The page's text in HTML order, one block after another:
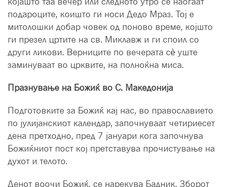
подароците, коишто ги носи Дедо Мраз. Тој е
митолошки добар човек од поново време, којшто
ги презел цртите на св. Миклавж и ги споил со
други ликови. Верниците по вечерата сè уште
заминуваат во црквите, на полноќна миса.
Празнување на Божиќ во С. Македонија
Подготовките за Божиќ кај нас, во православието
по јулијанскиот календар, започнуваат четириесет
дена претходно, пред 7 јануари кога започнува
Божиќниот пост кој претставува прочистување на
духот и телото.
Денот воочи Божиќ, се нарекува Бадник. Зборот